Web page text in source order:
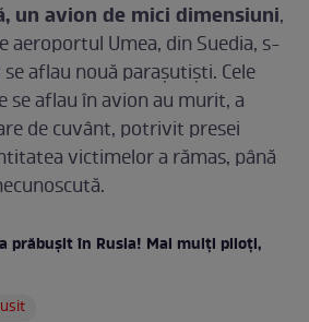
un avion de mici dimensiuni,
aeroportul Umea, din Suedia, s-
aflau nouă parașutiști. Cele
se aflau în avion au murit, a
de cuvânt, potrivit presei
victimelor a rămas, până
prăbușit în Rusia! Mai mulți piloți,